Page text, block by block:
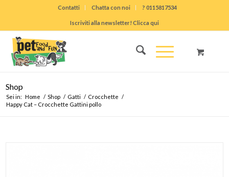
Contatti Chatta con noi ? 0115817534
Iscriviti alla newsletter! Clicca qui
Shop
Sei in: Home / Shop / Gatti / Crocchette /
Happy Cat – Crocchette Gattini pollo